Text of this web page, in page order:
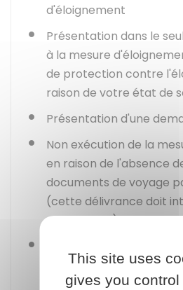
d'éloignement
Présentation dans le
à la mesure
de protection contre
raison de votre état de
Présentation d'une
Non exécution de la
en raison de l'absence
documents de voyage
(cette délivrance doit
rapidement)
En cas d'urgence
l'ordre public.
This site uses
gives you